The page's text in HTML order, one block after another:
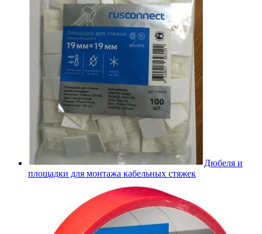
Дюбеля и
площадки для монтажа кабельных стяжек